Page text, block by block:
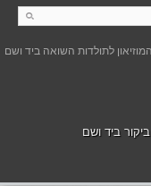
ביקור ביד ושם